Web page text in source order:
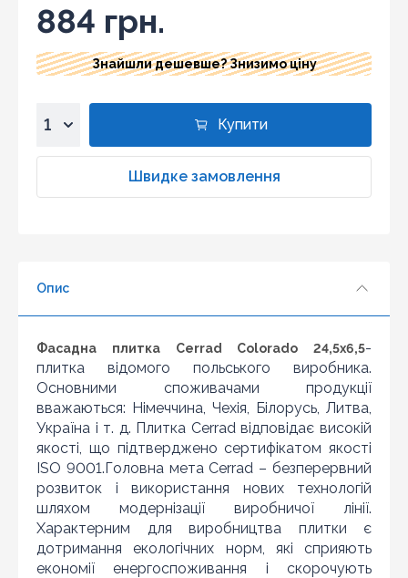
884 грн.
Знайшли дешевше? Знизимо ціну
3
7
8
9
10
Купити
Швидке замовлення
Опис
Фасадна плитка Cerrad Colorado 24,5x6,5-
плитка відомого польського виробника.
Основними споживачами продукції
вважаються: Німеччина, Чехія, Білорусь, Литва,
Україна і т. д. Плитка Cerrad відповідає високій
якості, що підтверджено сертифікатом якості
ISO 9001.Головна мета Cerrad – безперервний
розвиток і використання нових технологій
шляхом модернізації виробничої лінії.
Характерним для виробництва плитки є
дотримання екологічних норм, які сприяють
економії енергоспоживання і скорочують